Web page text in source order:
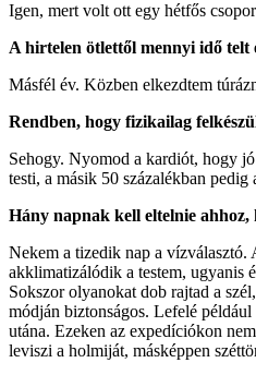
Igen, mert volt ott egy hétfős
A hirtelen ötlettől mennyi idő telt
Másfél év. Közben elkezdtem
Rendben, hogy fizikailag
Sehogy. Nyomod a kardiót, hogy
testi, a másik 50 százalékban
Hány napnak kell eltelnie ahhoz,
Nekem a tizedik nap a vízválasztó.
akklimatizálódik a testem, ugyanis
Sokszor olyanokat dob rajtad a
módján biztonságos. Lefelé
utána. Ezeken az expedíciókon
leviszi a holmiját, másképpen